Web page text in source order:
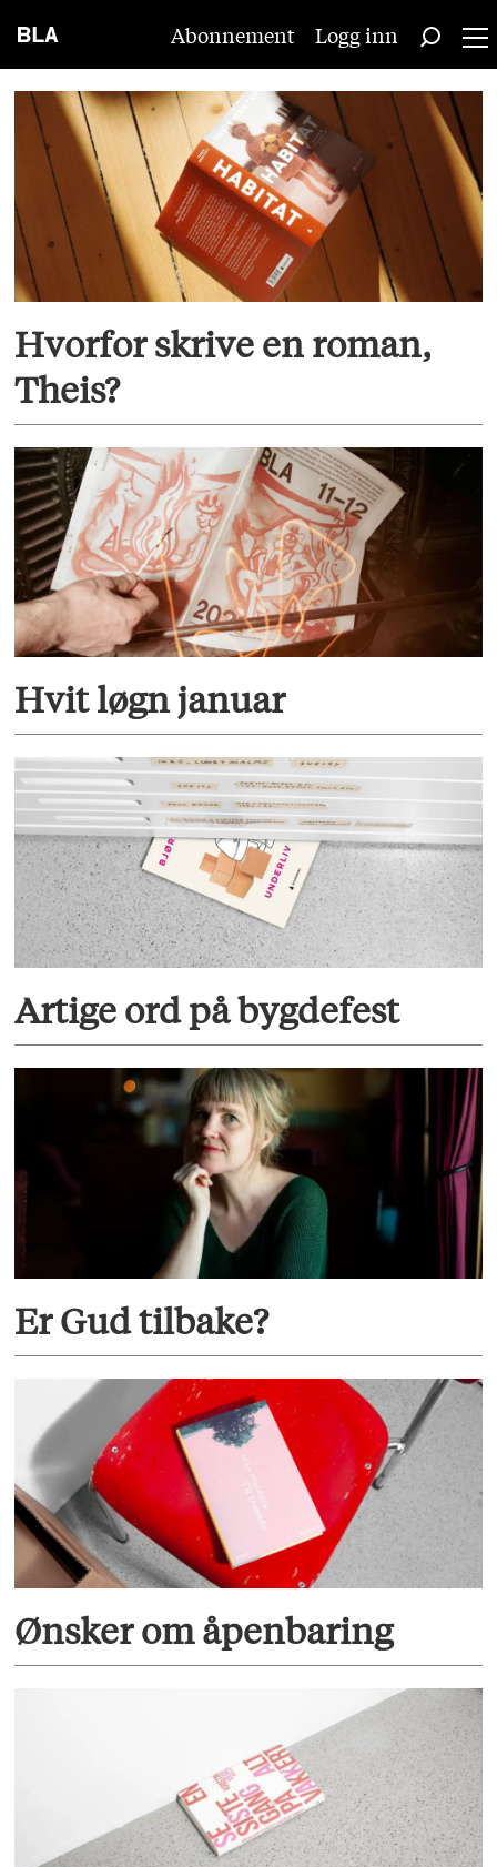
Abonnement Logg inn
Tag:
gyldendal
Hvorfor skrive en roman,
Theis?
Hvit løgn januar
Artige ord på bygdefest
Er Gud tilbake?
Ønsker om åpenbaring